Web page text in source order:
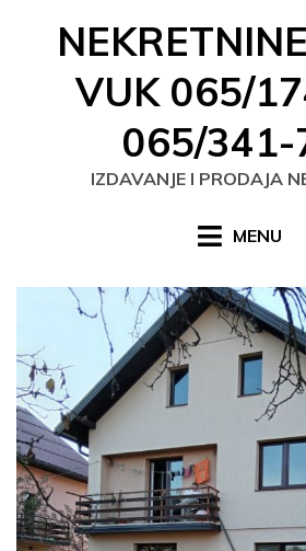
VUK 065/
065/341-
IZDAVANJE I PRODAJA
MENU